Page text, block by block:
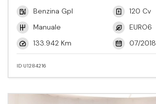
Benzina Gpl
120 Cv
Manuale
EURO6
133.942 Km
07/2018
ID U1284216